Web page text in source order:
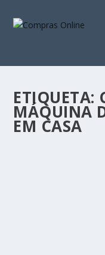
ETIQUETA:
MÁQUINA
EM CASA